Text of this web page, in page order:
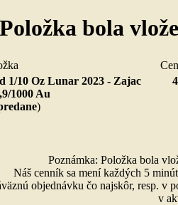
Položka bola
1/10 Oz Lunar 2023 - Zajac
1000 Au
)
Poznámka: Položka bola
Náš cenník sa mení každých 5
objednávku čo najskôr, resp. v
v